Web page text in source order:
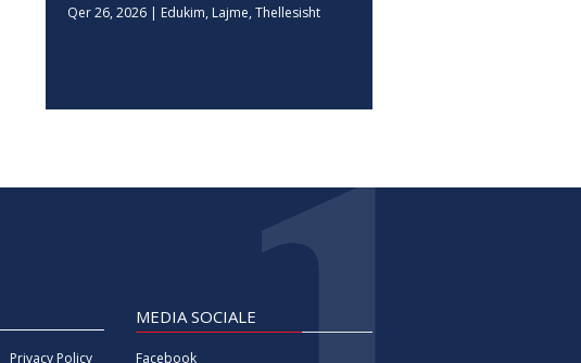
Qer 26, 2026 | Edukim, Lajme,Thellesisht
Privacy Policy
MEDIA SOCIALE
Facebook